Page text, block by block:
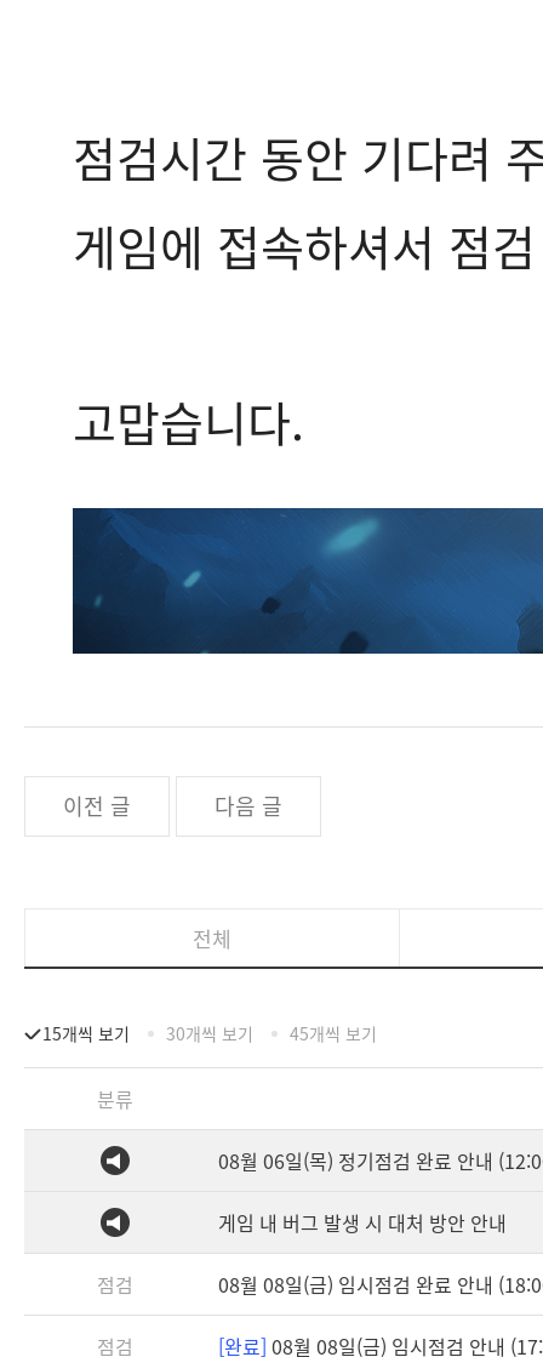
점검시간 동안 기다려
게임에 접속하셔서 점
고맙습니다.
이전 글 다음 글
전체
15개씩 보기 30개씩 보기 45개씩 보기
분류
08월 06일(목) 정기점검 완료 안내
게임 내 버그 발생 시 대처 방안 안내
점검 08월 08일(금) 임시점검 완료 안내
점검 [완료] 08월 08일(금) 임시점검 안내